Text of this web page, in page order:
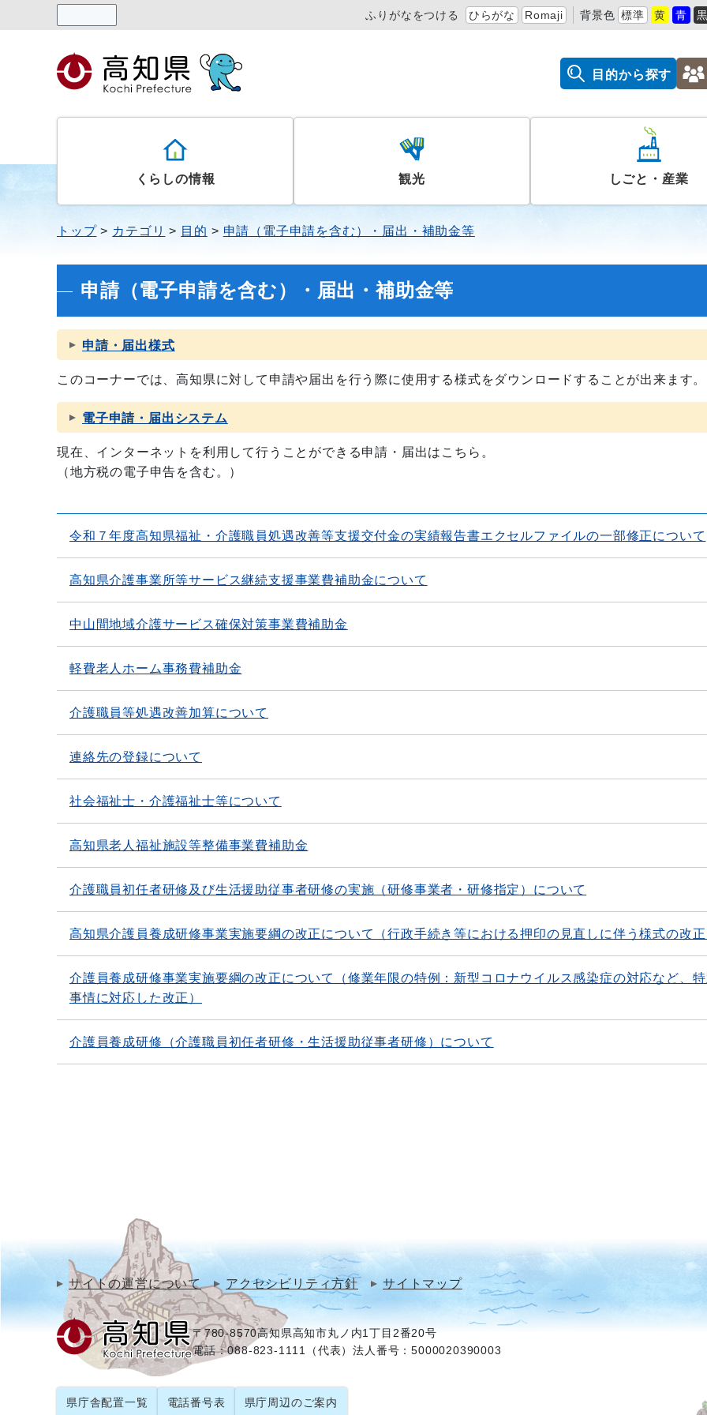
ふりがなをつける ひらがな Romaji 背景色 標準 黄 青
目的から探す
くらしの情報 観光 しごと・産業
トップ カテゴリ 目的 申請（電子申請を含む）・届出・補助金等
申請（電子申請を含む）・届出・補助金等
申請・届出様式
このコーナーでは、高知県に対して申請や届出を行う際に使用する様式をダウンロードすることが出来ます。
電子申請・届出システム
現在、インターネットを利用して行うことができる申請・届出はこちら。
（地方税の電子申告を含む。）
令和７年度高知県福祉・介護職員処遇改善等支援交付金の実績報告書エクセルファイルの一部修正について
高知県介護事業所等サービス継続支援事業費補助金について
中山間地域介護サービス確保対策事業費補助金
軽費老人ホーム事務費補助金
介護職員等処遇改善加算について
連絡先の登録について
社会福祉士・介護福祉士等について
高知県老人福祉施設等整備事業費補助金
介護職員初任者研修及び生活援助従事者研修の実施（研修事業者・研修指定）について
高知県介護員養成研修事業実施要綱の改正について（行政手続き等における押印の見直しに伴う様式の改
介護員養成研修事業実施要綱の改正について（修業年限の特例：新型コロナウイルス感染症の対応など、
事情に対応した改正）
介護員養成研修（介護職員初任者研修・生活援助従事者研修）について
サイトの運営について アクセシビリティ方針 サイトマップ
〒780-8570高知県高知市丸ノ内1丁目2番20号
電話：088-823-1111（代表）法人番号：5000020390003
県庁舎配置一覧 電話番号表 県庁周辺のご案内